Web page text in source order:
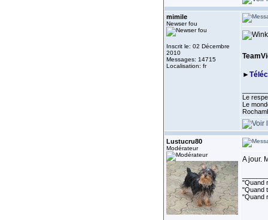
mimile
Newser fou
Inscrit le: 02 Décembre
2010
Messages: 14715
Localisation: fr
►
Le
Le
Lustucru80
Modérateur
A jour.
"Quand
"Quand
"Quand